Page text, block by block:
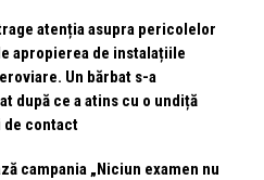
atenția asupra pericolelor
apropierea de instalațiile
Un bărbat s-a
după ce a atins cu o undiță
contact
campania „Niciun examen nu